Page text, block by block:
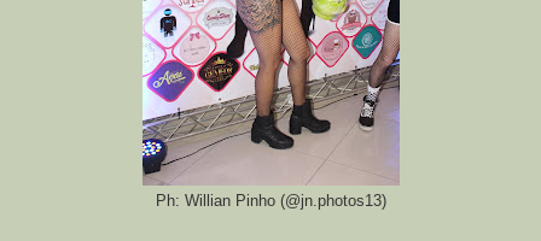
Ph: Willian Pinho (@jn.photos13)